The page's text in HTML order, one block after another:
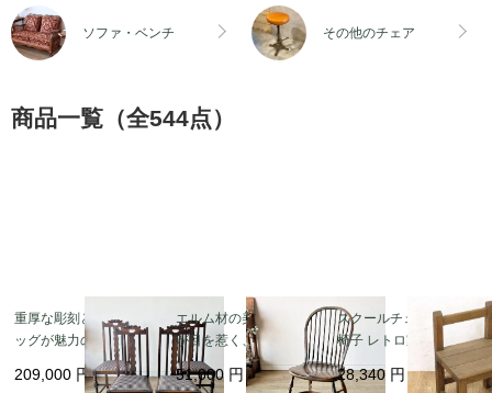
アンティークソファ・ベンチ
ソファ・ベンチ
アンティークその他のチェア
その他のチェア
商品一覧（全544点）
重厚な彫刻とボビンレ
ッグが魅力のオーク製
ダイニングチェア4脚セ
ット。張り替え済みで
209,000 円
エルム材の美しい木目
が目を惹く、温かみあ
る空間を演出するヴィ
ンテージ調の木製ウィ
51,000 円
スクールチェア 学校の
椅子 レトロ家具 教室
ヴィンテージ アンティ
ーク 日本製 子供 かわ
28,340 円